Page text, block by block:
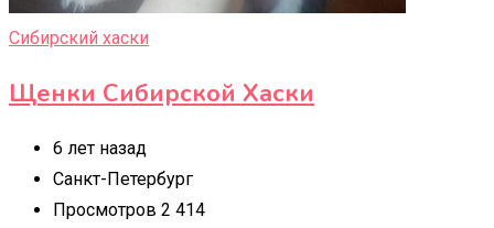
Сибирский хаски
Щенки Сибирской Хаски
6 лет назад
Санкт-Петербург
Просмотров 2 414